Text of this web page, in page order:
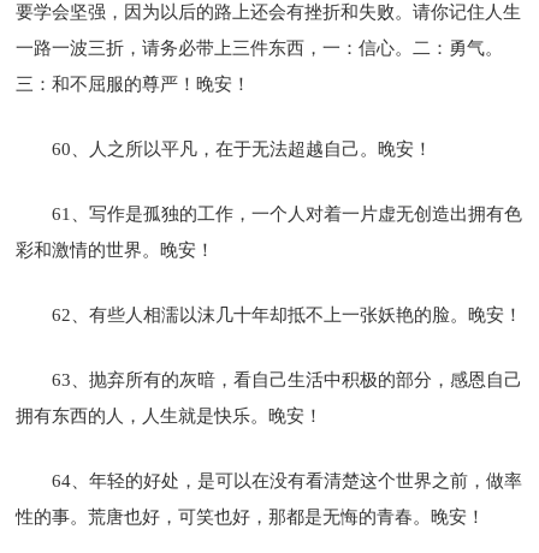
要学会坚强，因为以后的路上还会有挫折和失败。请你记住人生
一路一波三折，请务必带上三件东西，一：信心。二：勇气。
三：和不屈服的尊严！晚安！
60、人之所以平凡，在于无法超越自己。晚安！
61、写作是孤独的工作，一个人对着一片虚无创造出拥有色
彩和激情的世界。晚安！
62、有些人相濡以沫几十年却抵不上一张妖艳的脸。晚安！
63、抛弃所有的灰暗，看自己生活中积极的部分，感恩自己
拥有东西的人，人生就是快乐。晚安！
64、年轻的好处，是可以在没有看清楚这个世界之前，做率
性的事。荒唐也好，可笑也好，那都是无悔的青春。晚安！